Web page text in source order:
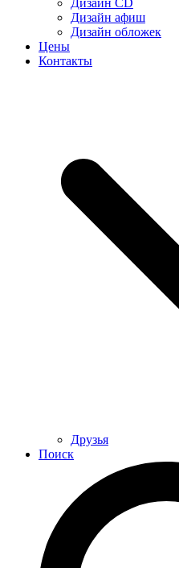
Дизайн CD
Дизайн афиш
Дизайн обложек
Цены
Контакты
Друзья
Поиск